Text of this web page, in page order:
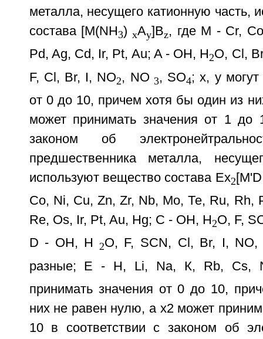
металла, несущего катионную часть,
состава [М(NH3) хАу]Вz, где М - Cr,
Pd, Ag, Cd, Ir, Pt, Au; A - OH, H2O, Cl,
F, Cl, Br, I, NO2, NO 3, SO4; x, у могут
от 0 до 10, причем хотя бы один из
может принимать значения от 1 до
законом об
предшественника металла,
используют вещество состава Ex2 [M'D
Со, Ni, Cu, Zn, Zr, Nb, Mo, Те, Ru, Rh,
Re, Os, Ir, Pt, Au, Hg; С - ОН, Н2O, F,
D - OH, H
2O, F, SCN, Cl, Br, I, NO,
разные; Е - H, Li, Na, К, Rb, Cs,
принимать значения от 0 до 10,
них не равен нулю, а х2 может
10 в соответствии с законом об